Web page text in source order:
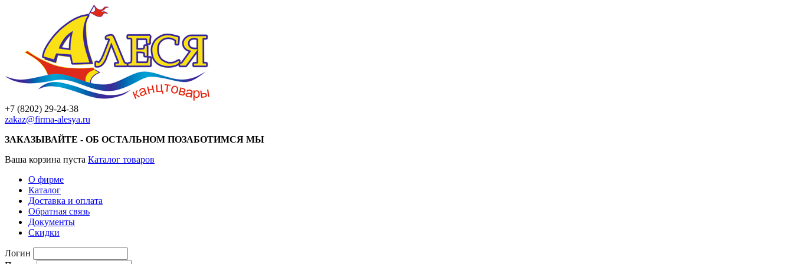
+7 (8202) 29-24-38
zakaz@firma-alesya.ru
ЗАКАЗЫВАЙТЕ - ОБ ОСТАЛЬНОМ ПОЗАБОТИМСЯ МЫ
Ваша корзина пуста Каталог товаров
О фирме
Каталог
Доставка и оплата
Обратная связь
Документы
Скидки
Логин